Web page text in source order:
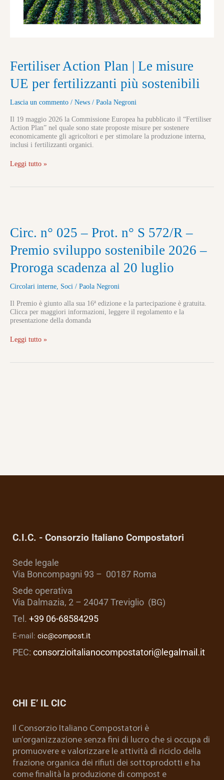
Fertiliser Action Plan | Le misure
UE per fertilizzanti più sostenibili
Lascia un commento / News / Paola Negroni
Il 19 maggio 2026 la Commissione Europea ha pubblicato il “Fertiliser
Action Plan” nel quale sono state proposte misure per sostenere
economicamente gli agricoltori e per stimolare la produzione interna,
inclusi i fertilizzanti organici.
Leggi tutto »
Circ. n° 025 – Prot. n° S 572/R –
Premio sviluppo sostenibile 2026 –
Proroga scadenza al 20 luglio
Circolari interne, Soci / Paola Negroni
Il Premio è giunto alla sua 16ª edizione e la partecipazione è gratuita.
Clicca per maggiori informazioni, leggere il regolamento e la
presentazione della domanda
Circ.
n°
025
–
Prot.
n°
572/R
Premio
sviluppo
sostenibile
–
al
Leggi tutto »
C.I.C. - Consorzio Italiano Compostatori
Sede legale
Via Boncompagni 93 – 00187 Roma
Sede operativa
Via Dalmazia, 2 – 24047 Treviglio (BG)
Tel. +39 06-68584295
E-mail: cic@compost.it
PEC: consorzioitalianocompostatori@legalmail.it
CHI E’ IL CIC
Il Consorzio Italiano Compostatori è
un’organizzazione senza fini di lucro che si occupa di
promuovere e valorizzare le attività di riciclo della
frazione organica dei rifiuti dei sottoprodotti e ha
come finalità la produzione di compost e